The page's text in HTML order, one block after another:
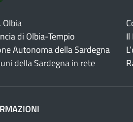
Olbia
di Olbia-Tempio
Autonoma della Sardegna
della Sardegna in rete
Il